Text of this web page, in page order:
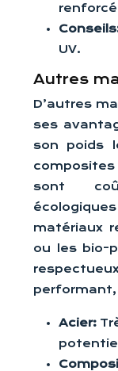
UV.
Autres
D’autres
ses
son poids
sont
matériaux
ou les bio-
performant,
Acier: